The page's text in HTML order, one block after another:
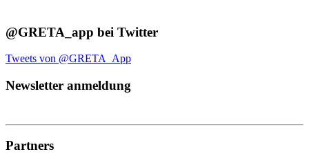
@GRETA_app bei Twitter
Tweets von @GRETA_App
Newsletter anmeldung
Partners